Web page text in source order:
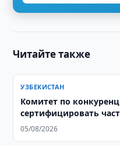
Читайте также
УЗБЕКИСТАН
Комитет по
сертифицировать
05/08/2026